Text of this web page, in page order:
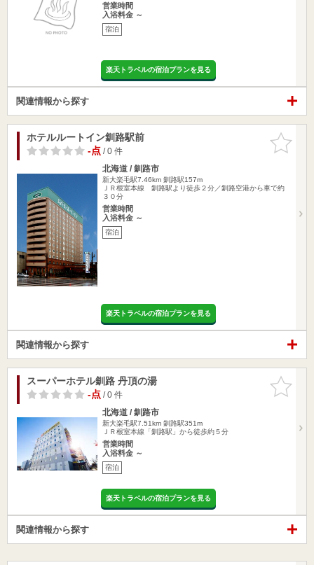
営業時間
入浴料金 ～
宿泊
楽天トラベルの宿泊プランを見る
関連情報から探す
お気に入
りに追加
ホテルルートイン釧路駅前
-点/ 0 件
北海道 / 釧路市
新大楽毛駅7.46km 釧路駅157m
ＪＲ根室本線 釧路駅より徒歩２分／釧路空港から車で約
３０分
営業時間
入浴料金 ～
宿泊
楽天トラベルの宿泊プランを見る
関連情報から探す
お気に入
りに追加
スーパーホテル釧路 丹頂の湯
-点/ 0 件
北海道 / 釧路市
新大楽毛駅7.51km 釧路駅351m
ＪＲ根室本線「釧路駅」から徒歩約５分
営業時間
入浴料金 ～
宿泊
楽天トラベルの宿泊プランを見る
関連情報から探す